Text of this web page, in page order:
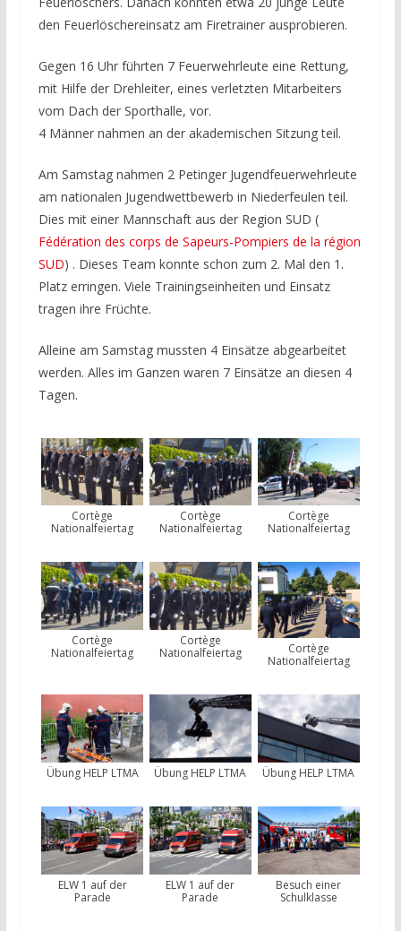
den Feuerlöschereinsatz am Firetrainer ausprobieren.
Gegen 16 Uhr führten 7 Feuerwehrleute eine Rettung,
mit Hilfe der Drehleiter, eines verletzten Mitarbeiters
vom Dach der Sporthalle, vor.
4 Männer nahmen an der akademischen Sitzung teil.
Am Samstag nahmen 2 Petinger Jugendfeuerwehrleute
am nationalen Jugendwettbewerb in Niederfeulen teil.
Dies mit einer Mannschaft aus der Region SUD (
Fédération des corps de Sapeurs-Pompiers de la région
SUD) . Dieses Team konnte schon zum 2. Mal den 1.
Platz erringen. Viele Trainingseinheiten und Einsatz
tragen ihre Früchte.
Alleine am Samstag mussten 4 Einsätze abgearbeitet
werden. Alles im Ganzen waren 7 Einsätze an diesen 4
Tagen.
Cortège
Nationalfeiertag
Cortège
Nationalfeiertag
Cortège
Nationalfeiertag
Cortège
Nationalfeiertag
Cortège
Nationalfeiertag
Cortège
Nationalfeiertag
Übung HELP LTMA Übung HELP LTMA Übung HELP LTMA
ELW 1 auf der
Parade
ELW 1 auf der
Parade
Besuch einer
Schulklasse